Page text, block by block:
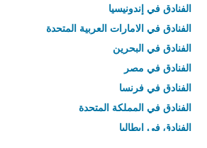
الفنادق في إندونيسيا
الفنادق في الامارات العربية المتحدة
الفنادق في البحرين
الفنادق في مصر
الفنادق في فرنسا
الفنادق في المملكة المتحدة
الفنادق في إيطاليا